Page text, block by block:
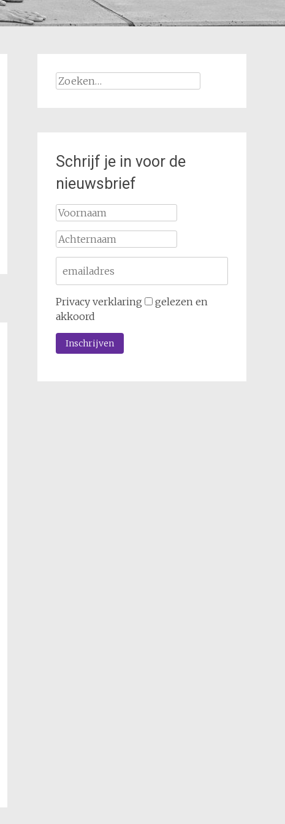
Zoeken
Schrijf je in voor de
nieuwsbrief
Privacy verklaring
gelezen en
akkoord